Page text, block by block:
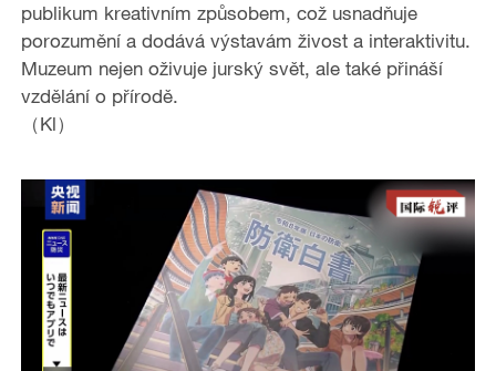
publikum kreativním způsobem, což usnadňuje
porozumění a dodává výstavám živost a interaktivitu.
Muzeum nejen oživuje jurský svět, ale také přináší
vzdělání o přírodě.
（Kl）